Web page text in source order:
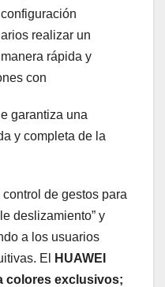
realizar un
rápida y
con
garantiza una
y completa de la
de gestos para
deslizamiento” y
a los usuarios
El
HUAWEI
colores exclusivos;